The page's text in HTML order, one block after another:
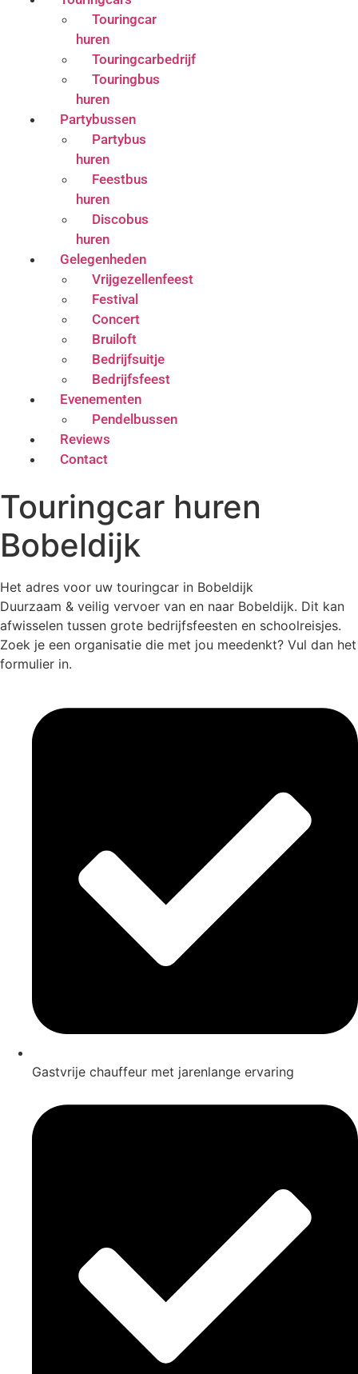
Touringcar
huren
Touringcarbedrijf
Touringbus
huren
Partybussen
Partybus
huren
Feestbus
huren
Discobus
huren
Gelegenheden
Vrijgezellenfeest
Festival
Concert
Bruiloft
Bedrijfsuitje
Bedrijfsfeest
Evenementen
Pendelbussen
Reviews
Contact
Touringcar huren
Bobeldijk
Het adres voor uw touringcar in Bobeldijk
Duurzaam & veilig vervoer van en naar Bobeldijk. Dit kan
afwisselen tussen grote bedrijfsfeesten en schoolreisjes.
Zoek je een organisatie die met jou meedenkt? Vul dan het
formulier in.
Gastvrije chauffeur met jarenlange ervaring